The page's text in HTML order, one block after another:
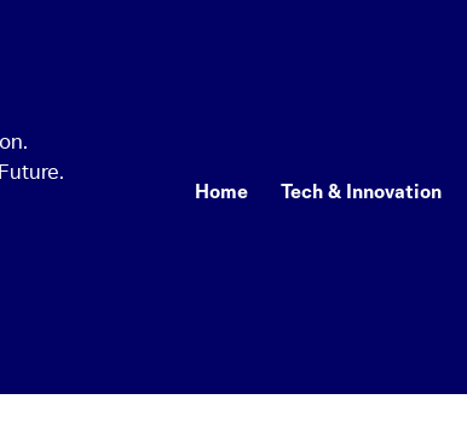
Home Tech & Innovation